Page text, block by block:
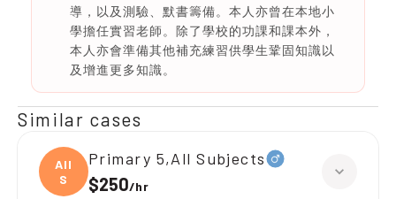
導，以及測驗、默書籌備。本人亦曾在本地小
學擔任實習老師。除了學校的功課和課本外，
本人亦會準備其他補充練習供學生鞏固知識以
及增進更多知識。
Similar cases
All
S
Primary 5,All Subjects
$250/hr